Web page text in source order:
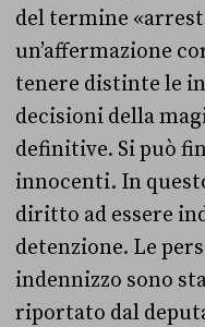
del termine
un’affermazione
tenere distinte le
decisioni della
definitive. Si può
innocenti. In
diritto ad essere
detenzione. Le
indennizzo sono
riportato dal